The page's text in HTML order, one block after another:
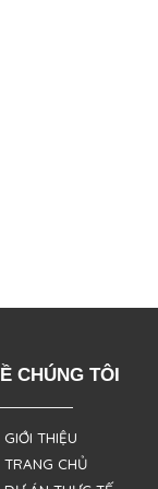
CHÚNG TÔI
THIỆU
CHỦ